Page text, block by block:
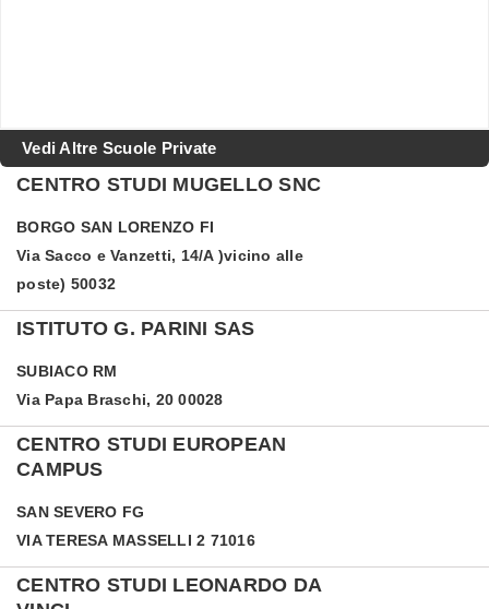
Vedi Altre Scuole Private
CENTRO STUDI MUGELLO SNC
BORGO SAN LORENZO FI
Via Sacco e Vanzetti, 14/A )vicino alle
poste) 50032
ISTITUTO G. PARINI SAS
SUBIACO RM
Via Papa Braschi, 20 00028
CENTRO STUDI EUROPEAN
CAMPUS
SAN SEVERO FG
VIA TERESA MASSELLI 2 71016
CENTRO STUDI LEONARDO DA